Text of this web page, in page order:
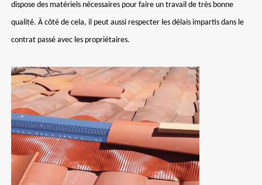
dispose des matériels nécessaires pour faire un travail de très bonne
qualité. À côté de cela, il peut aussi respecter les délais impartis dans le
contrat passé avec les propriétaires.